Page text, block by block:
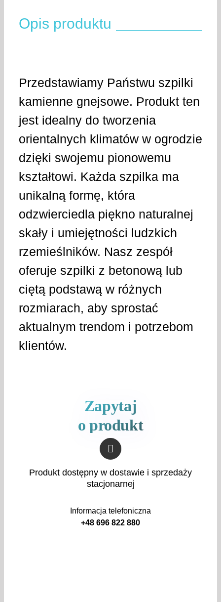
Opis produktu
Przedstawiamy Państwu szpilki
kamienne gnejsowe. Produkt ten
jest idealny do tworzenia
orientalnych klimatów w ogrodzie
dzięki swojemu pionowemu
kształtowi. Każda szpilka ma
unikalną formę, która
odzwierciedla piękno naturalnej
skały i umiejętności ludzkich
rzemieślników. Nasz zespół
oferuje szpilki z betonową lub
ciętą podstawą w różnych
rozmiarach, aby sprostać
aktualnym trendom i potrzebom
klientów.
Zapytaj
o produkt
Produkt dostępny w dostawie i sprzedaży
stacjonarnej
Informacja telefoniczna
+48 696 822 880